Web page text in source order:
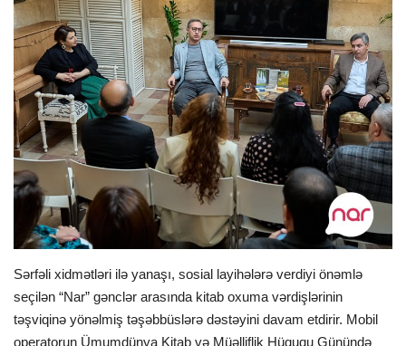
İDMAN
FORMULA 1
DÜNYA
ANALİTİKA
Multimedia
Sərfəli xidmətləri ilə yanaşı, sosial layihələrə verdiyi önəmlə
seçilən “Nar” gənclər arasında kitab oxuma vərdişlərinin
təşviqinə yönəlmiş təşəbbüslərə dəstəyini davam etdirir. Mobil
operatorun Ümumdünya Kitab və Müəlliflik Hüququ Günündə